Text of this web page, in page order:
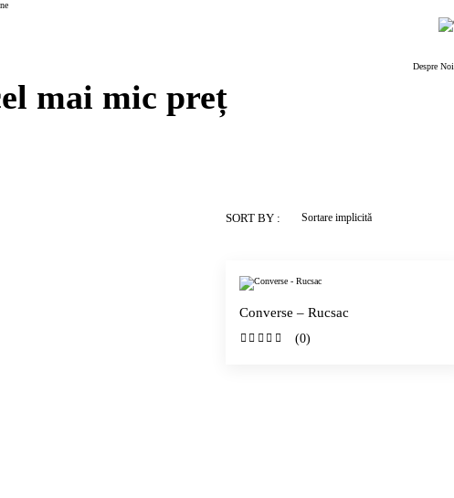
Despre Noi
mai mic preț
SORT BY :
Converse – Rucsac
(0)